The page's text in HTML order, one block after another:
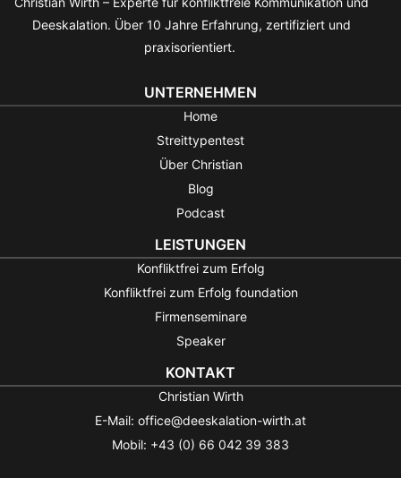
Deeskalation. Über 10 Jahre Erfahrung, zertifiziert und
praxisorientiert.
UNTERNEHMEN
Home
Streittypentest
Über Christian
Blog
Podcast
LEISTUNGEN
Konfliktfrei zum Erfolg
Konfliktfrei zum Erfolg foundation
Firmenseminare
Speaker
KONTAKT
Christian Wirth
E-Mail: office@deeskalation-wirth.at
Mobil: +43 (0) 66 042 39 383